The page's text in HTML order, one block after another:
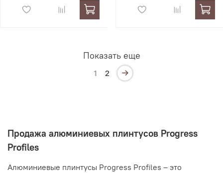
Показать еще
1 2
Продажа алюминиевых плинтусов Progress
Profiles
Алюминиевые плинтусы Progress Profiles – это